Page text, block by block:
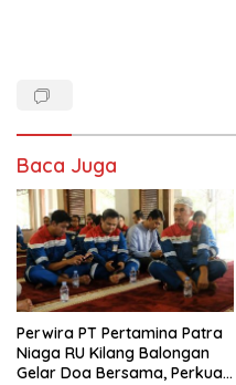
Baca Juga
Perwira PT Pertamina Patra
Niaga RU Kilang Balongan
Gelar Doa Bersama, Perkuat